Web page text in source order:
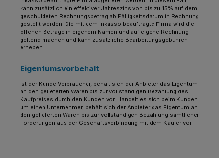
kann zusätzlich ein effektiver Jahreszins von bis zu 15% auf dem
geschuldeten Rechnungsbetrag ab Fälligkeitsdatum in Rechnung
gestellt werden. Die mit dem Inkasso beauftragte Firma wird die
offenen Beträge in eigenem Namen und auf eigene Rechnung
geltend machen und kann zusätzliche Bearbeitungsgebühren
erheben.
Eigentumsvorbehalt
Ist der Kunde Verbraucher, behält sich der Anbieter das Eigentum
an den gelieferten Waren bis zur vollständigen Bezahlung des
Kaufpreises durch den Kunden vor. Handelt es sich beim Kunden
um einen Unternehmer, behält sich der Anbieter das Eigentum an
den gelieferten Waren bis zur vollständigen Bezahlung sämtlicher
Forderungen aus der Geschäftsverbindung mit dem Käufer vor.